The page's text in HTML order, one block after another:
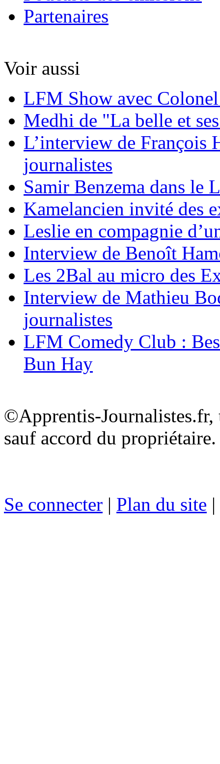
Partenaires
Voir aussi
LFM Show avec
Medhi de "La belle et
L’interview de François
journalistes
Samir Benzema dans le
Kamelancien invité des
Leslie en compagnie
Interview de Benoît
Les 2Bal au micro des
Interview de Mathieu
journalistes
LFM Comedy Club :
Bun Hay
©Apprentis-
sauf accord du propriétaire.
Se connecter | Plan du site |